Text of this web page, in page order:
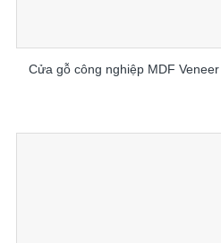
Cửa gỗ công nghiệp MDF